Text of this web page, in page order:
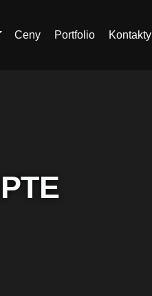
Ceny Portfolio Kontakty